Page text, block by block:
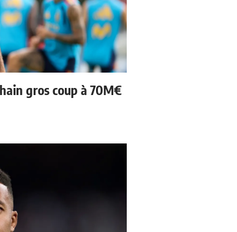
gros coup à 70M€